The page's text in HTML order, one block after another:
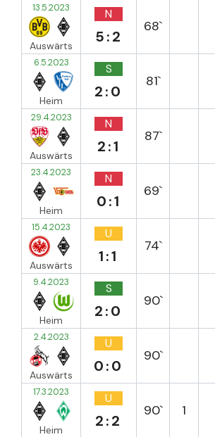
13.5.2023
Auswärts
N
5:2
68`
6.5.2023
Heim
S
2:0
81`
29.4.2023
Auswärts
N
2:1
87`
23.4.2023
Heim
N
0:1
69`
15.4.2023
Auswärts
U
1:1
74`
9.4.2023
Heim
S
2:0
90`
2.4.2023
Auswärts
U
0:0
90`
17.3.2023
Heim
U
2:2
90` 1